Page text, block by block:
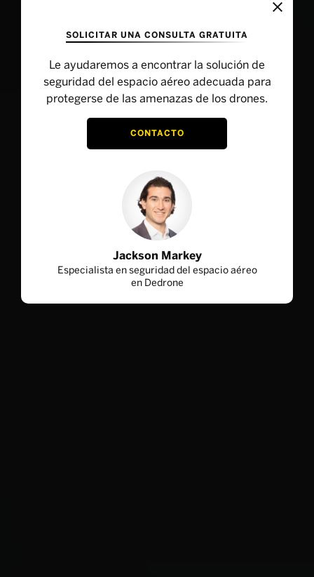
SOLICITAR UNA CONSULTA GRATUITA
Le ayudaremos a encontrar la solución de
seguridad del espacio aéreo adecuada para
protegerse de las amenazas de los drones.
CONTACTO
Jackson Markey
Especialista en seguridad del espacio aéreo
en Dedrone